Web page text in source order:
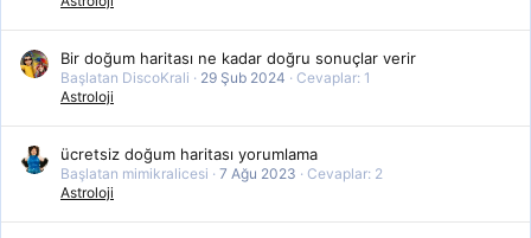
Bir doğum haritası ne kadar doğru sonuçlar verir
Başlatan DiscoKrali 29 Şub 2024
Cevaplar: 1
Astroloji
ücretsiz doğum haritası yorumlama
Başlatan mimikralicesi 7 Ağu 2023
Cevaplar: 2
Astroloji